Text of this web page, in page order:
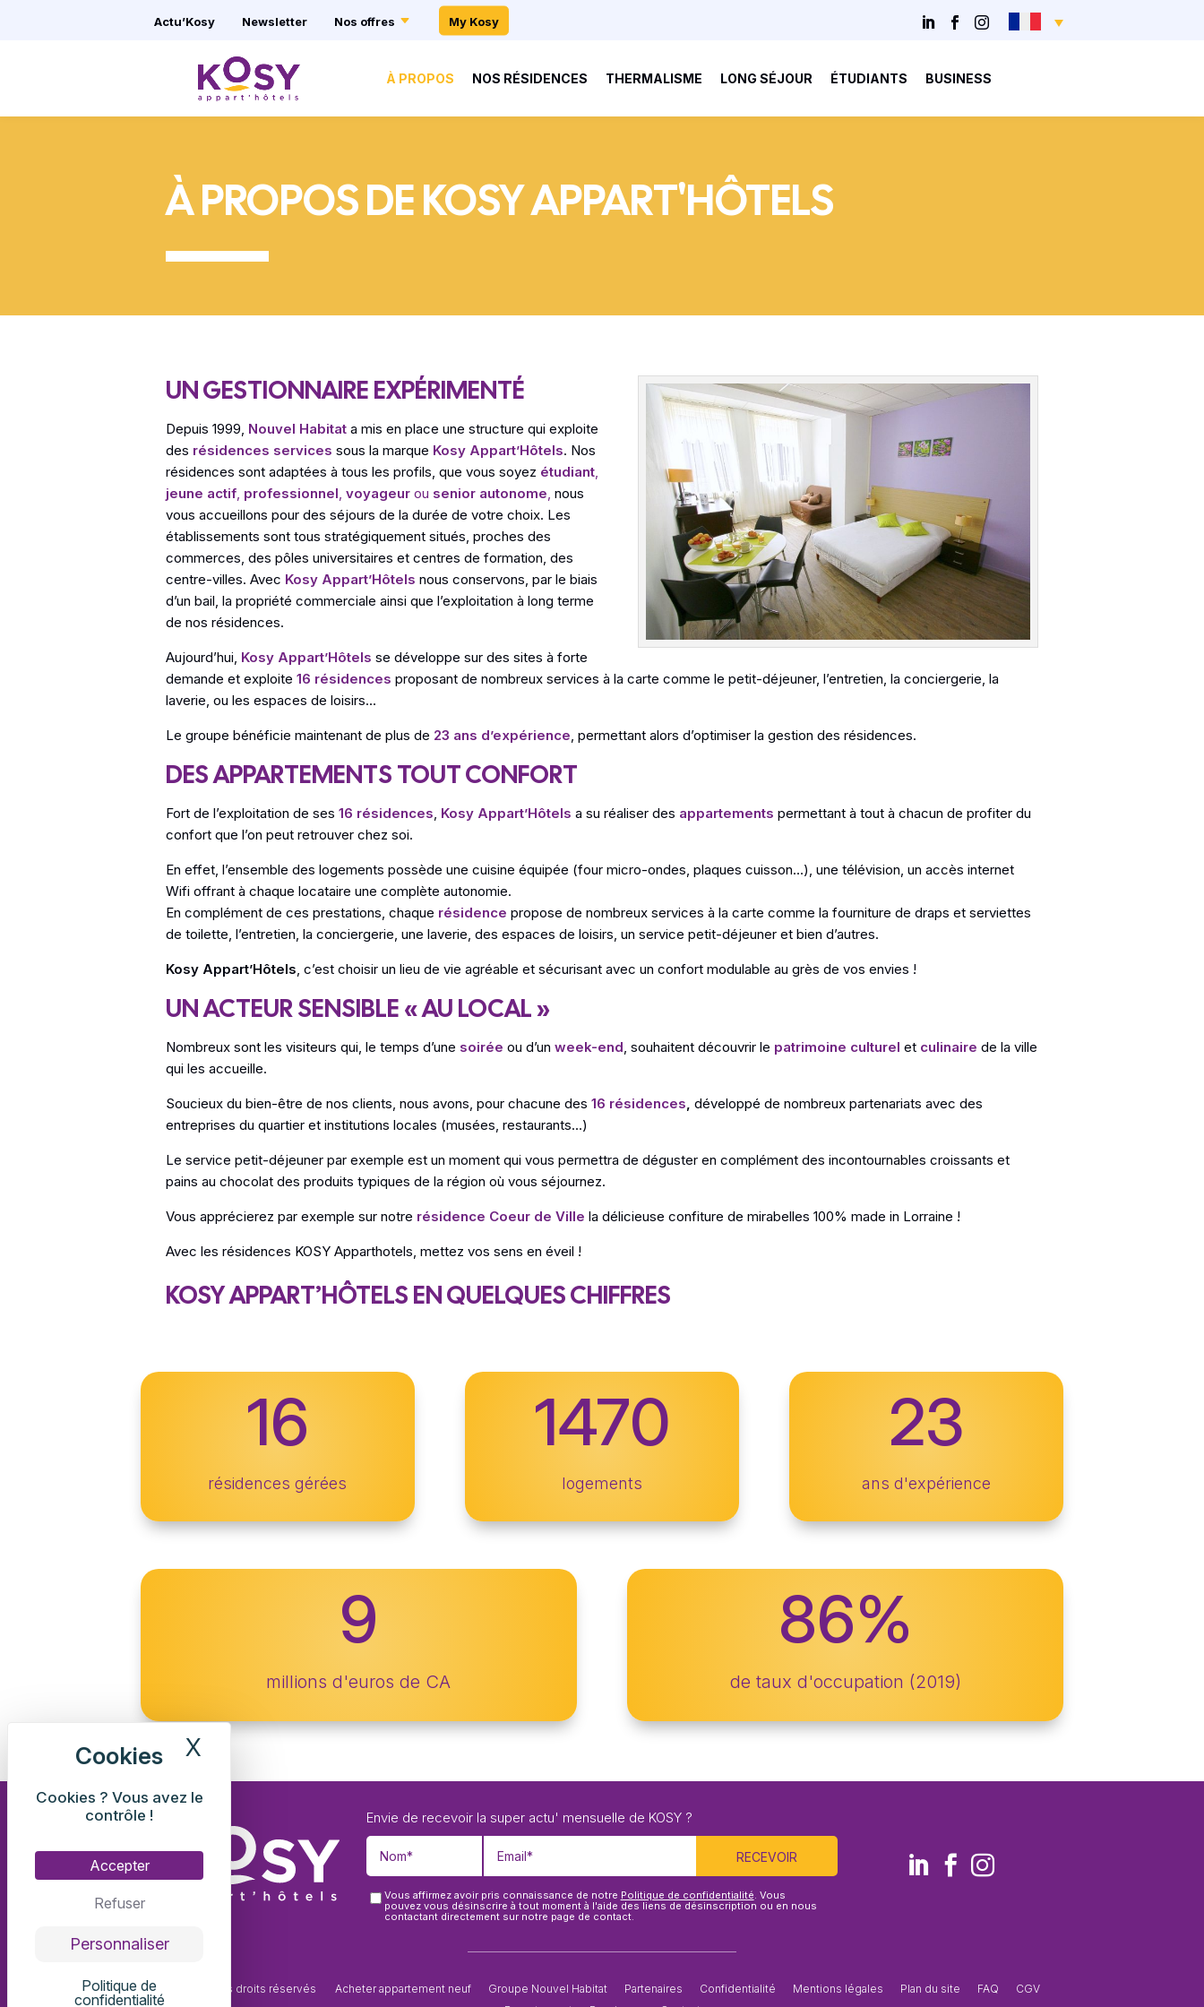
Cookies ? Vous avez le
contrôle !
Accepter
Refuser
Personnaliser
Politique de
confidentialité
X
Actu’Kosy Newsletter Nos offres My Kosy
À PROPOS NOS RÉSIDENCES THERMALISME LONG SÉJOUR ÉTUDIANTS BUSINESS
À PROPOS DE KOSY APPART'HÔTELS
UN GESTIONNAIRE EXPÉRIMENTÉ
Depuis 1999, Nouvel Habitat a mis en place une structure qui exploite
des résidences services sous la marque Kosy Appart’Hôtels. Nos
résidences sont adaptées à tous les profils, que vous soyez étudiant,
jeune actif, professionnel, voyageur ou senior autonome, nous
vous accueillons pour des séjours de la durée de votre choix. Les
établissements sont tous stratégiquement situés, proches des
commerces, des pôles universitaires et centres de formation, des
centre-villes. Avec Kosy Appart’Hôtels nous conservons, par le biais
d’un bail, la propriété commerciale ainsi que l’exploitation à long terme
de nos résidences.
Aujourd’hui, Kosy Appart’Hôtels se développe sur des sites à forte
demande et exploite 16 résidences proposant de nombreux services à la carte comme le petit-déjeuner, l’entretien, la conciergerie, la
laverie, ou les espaces de loisirs…
Le groupe bénéficie maintenant de plus de 23 ans d’expérience, permettant alors d’optimiser la gestion des résidences.
DES APPARTEMENTS TOUT CONFORT
Fort de l’exploitation de ses 16 résidences, Kosy Appart’Hôtels a su réaliser des appartements permettant à tout à chacun de profiter du
confort que l’on peut retrouver chez soi.
En effet, l’ensemble des logements possède une cuisine équipée (four micro-ondes, plaques cuisson…), une télévision, un accès internet
Wifi offrant à chaque locataire une complète autonomie.
En complément de ces prestations, chaque résidence propose de nombreux services à la carte comme la fourniture de draps et serviettes
de toilette, l’entretien, la conciergerie, une laverie, des espaces de loisirs, un service petit-déjeuner et bien d’autres.
Kosy Appart’Hôtels, c’est choisir un lieu de vie agréable et sécurisant avec un confort modulable au grès de vos envies !
UN ACTEUR SENSIBLE « AU LOCAL »
Nombreux sont les visiteurs qui, le temps d’une soirée ou d’un week-end, souhaitent découvrir le patrimoine culturel et culinaire de la ville
qui les accueille.
Soucieux du bien-être de nos clients, nous avons, pour chacune des 16 résidences, développé de nombreux partenariats avec des
entreprises du quartier et institutions locales (musées, restaurants…)
Le service petit-déjeuner par exemple est un moment qui vous permettra de déguster en complément des incontournables croissants et
pains au chocolat des produits typiques de la région où vous séjournez.
Vous apprécierez par exemple sur notre résidence Coeur de Ville la délicieuse confiture de mirabelles 100% made in Lorraine !
Avec les résidences KOSY Apparthotels, mettez vos sens en éveil !
KOSY APPART’HÔTELS EN QUELQUES CHIFFRES
16
résidences gérées
1470
logements
23
ans d'expérience
9
millions d'euros de CA
86%
de taux d'occupation (2019)
Envie de recevoir la super actu' mensuelle de KOSY ?
Vous affirmez avoir pris connaissance de notre Politique de confidentialité. Vous
pouvez vous désinscrire à tout moment à l'aide des liens de désinscription ou en nous
contactant directement sur notre page de contact.
© 2026 Tous droits réservés Acheter appartement neuf Groupe Nouvel Habitat Partenaires Confidentialité Mentions légales Plan du site FAQ
CGV